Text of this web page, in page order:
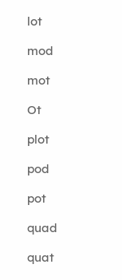
lot
mod
mot
Ot
plot
pod
pot
quad
quat